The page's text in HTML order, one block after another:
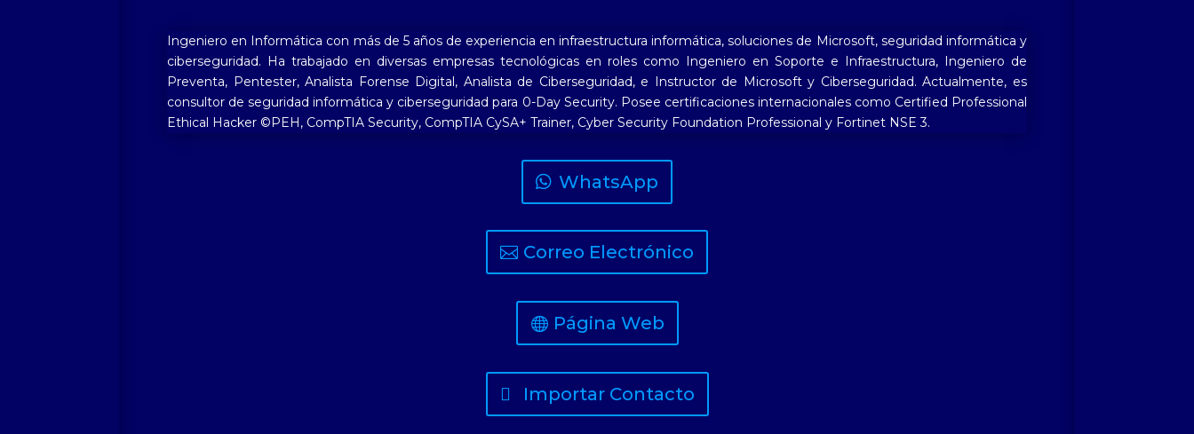
Ingeniero en Informática con más de 5 años de experiencia en infraestructura informática, soluciones de Microsoft, seguridad informática y
ciberseguridad. Ha trabajado en diversas empresas tecnológicas en roles como Ingeniero en Soporte e Infraestructura, Ingeniero de
Preventa, Pentester, Analista Forense Digital, Analista de Ciberseguridad, e Instructor de Microsoft y Ciberseguridad. Actualmente, es
consultor de seguridad informática y ciberseguridad para 0-Day Security. Posee certificaciones internacionales como Certified Professional
Ethical Hacker ©PEH, CompTIA Security, CompTIA CySA+ Trainer, Cyber Security Foundation Professional y Fortinet NSE 3.
WhatsApp
Correo Electrónico
Página Web
Importar Contacto